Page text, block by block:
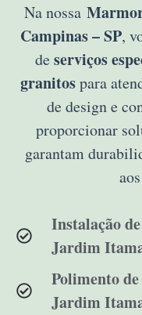
Na nossa
Campinas – SP,
de serviços
granitospara
de design e
proporcionar
garantam
Instalação
Jardim
Polimento
Jardim